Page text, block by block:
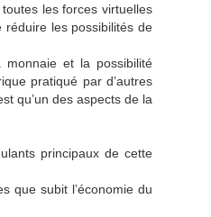
les forces virtuelles
réduire les possibilités de
monnaie et la possibilité
pratiqué par d’autres
qu’un des aspects de la
principaux de cette
que subit l’économie du